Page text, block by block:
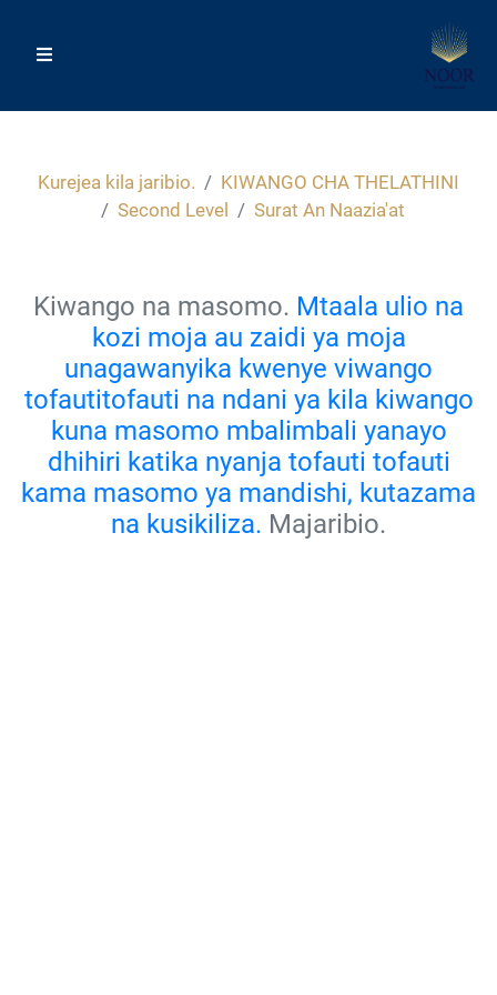
Kurejea kila jaribio.
KIWANGO CHA THELATHINI
Second Level
Surat An Naazia'at
Kiwango na masomo. Mtaala ulio na
kozi moja au zaidi ya moja
unagawanyika kwenye viwango
tofautitofauti na ndani ya kila kiwango
kuna masomo mbalimbali yanayo
dhihiri katika nyanja tofauti tofauti
kama masomo ya mandishi, kutazama
na kusikiliza. Majaribio.